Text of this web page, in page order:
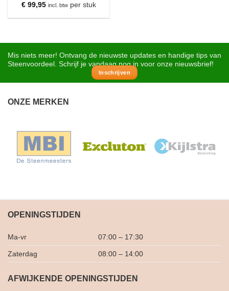
€99,95 incl. btwper stuk
Mis niets meer! Ontvang de nieuwste updates en handige tips van
Steenvoordeel. Schrijf je vandaag nog in voor onze nieuwsbrief!
Inschrijven
ONZE MERKEN
OPENINGSTIJDEN
Ma-vr 07:00 – 17:30
Zaterdag 08:00 – 14:00
AFWIJKENDE OPENINGSTIJDEN